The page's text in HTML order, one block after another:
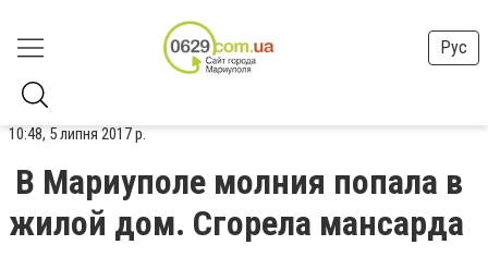
Рус
10:48, 5 липня 2017 р.
В Мариуполе молния попала в
жилой дом. Сгорела мансарда